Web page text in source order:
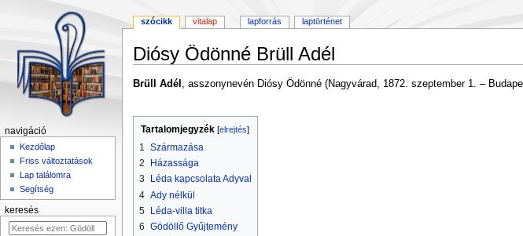
Diósy Ödönné Brüll Adél
Ugrás
Ugrás
Brüll Adél , asszonynevén Diósy Ödönné (Nagyvárad, 1872. szeptember 1. –
Tartalomjegyzék
1 Származása
2
Házassága
3
Léda kapcsolata Adyval
4 Ady nélkül
5 Léda-villa titka
6 Gödöllő Gyűjtemény
szócikk vitalap lapforrás laptörténet
navigáció
Kezdőlap
Friss változtatások
Lap találomra
Segítség
keresés